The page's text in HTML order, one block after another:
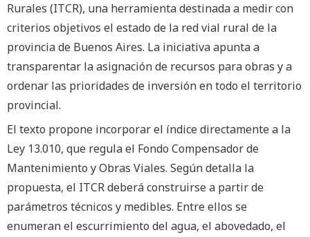
Rurales (ITCR), una herramienta destinada a medir con
criterios objetivos el estado de la red vial rural de la
provincia de Buenos Aires. La iniciativa apunta a
transparentar la asignación de recursos para obras y a
ordenar las prioridades de inversión en todo el territorio
provincial.
El texto propone incorporar el índice directamente a la
Ley 13.010, que regula el Fondo Compensador de
Mantenimiento y Obras Viales. Según detalla la
propuesta, el ITCR deberá construirse a partir de
parámetros técnicos y medibles. Entre ellos se
enumeran el escurrimiento del agua, el abovedado, el